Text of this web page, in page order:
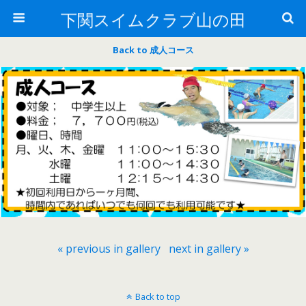
下関スイムクラブ山の田
Back to 成人コース
« previous in gallery next in gallery »
Back to top